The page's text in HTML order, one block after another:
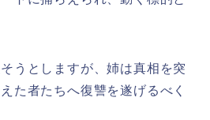
うとしますが、姉は真相を突
た者たちへ復讐を遂げるべく